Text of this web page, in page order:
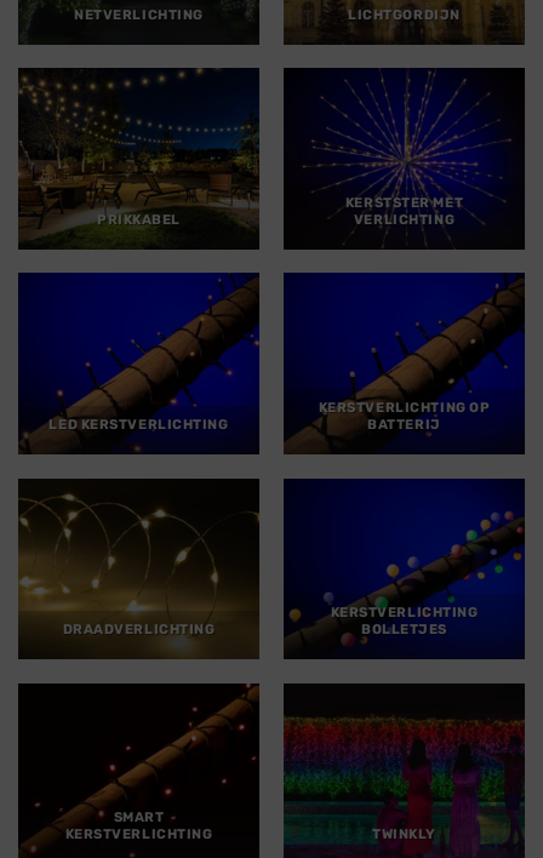
NETVERLICHTING LICHTGORDIJN
PRIKKABEL
KERSTSTER MET
VERLICHTING
LED KERSTVERLICHTING
KERSTVERLICHTING OP
BATTERIJ
DRAADVERLICHTING
KERSTVERLICHTING
BOLLETJES
SMART
KERSTVERLICHTING
TWINKLY